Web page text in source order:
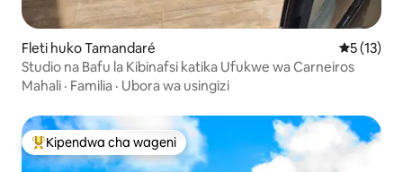
Fleti huko Tamandaré Ukadiriaji
5 (13)
Studio na Bafu la Kibinafsi katika Ufukwe wa Carneiros
Mahali · Familia · Ubora wa usingizi
Kipendwa maarufu cha wageni
Kipendwa cha wageni